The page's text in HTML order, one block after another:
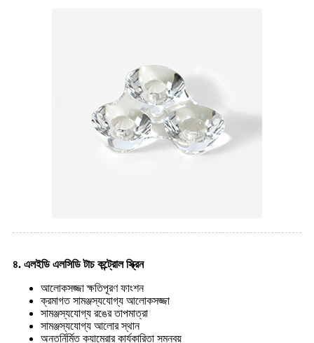
৪. এলইডি এলসিডি টাচ কন্ট্রোল স্ক্রিন
আলোকসজ্জা ক্ষতিপূরণ ফাংশন
ক্রমাগত সামঞ্জস্যযোগ্য আলোকসজ্জা
সামঞ্জস্যযোগ্য রঙের তাপমাত্রা
সামঞ্জস্যযোগ্য আলোর স্থান
অন্তর্নির্মিত ক্যামেরার কার্যকারিতা সমন্বয়